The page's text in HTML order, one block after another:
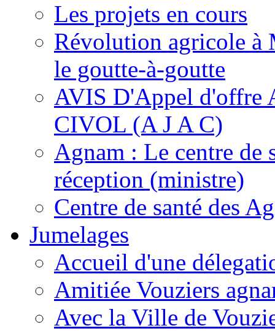
Les projets en cours
Révolution agricole à
le goutte-à-goutte
AVIS D'Appel d'offre
CIVOL (A J A C)
Agnam : Le centre de
réception (ministre)
Centre de santé des
Jumelages
Accueil d'une
Amitiée Vouziers
Avec la Ville de